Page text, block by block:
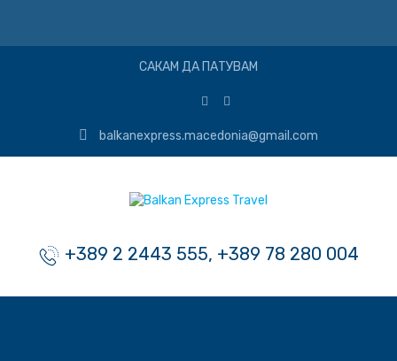
САКАМ ДА ПАТУВАМ
balkanexpress.macedonia@gmail.com
+389 2 2443 555, +389 78 280 004